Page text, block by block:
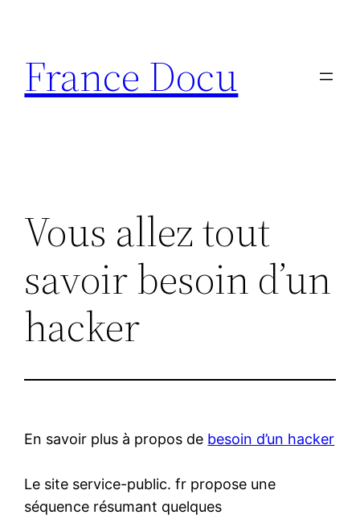
contenu
France Docu
Vous allez tout
savoir besoin d’un
hacker
En savoir plus à propos de besoin d’un hacker
Le site service-public. fr propose une
séquence résumant quelques